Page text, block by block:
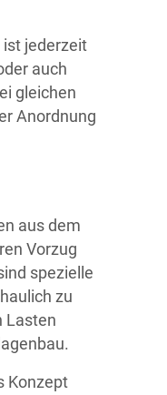
ist jederzeit
auch
gleichen
Anordnung
aus dem
Vorzug
spezielle
zu
Lasten
Konzept